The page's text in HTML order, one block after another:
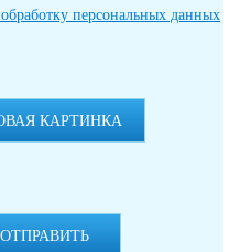
персональных данных
КАРТИНКА
ОТПРАВИТЬ